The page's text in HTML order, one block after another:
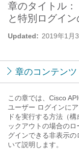
Updated: 2019年1月
章のタイトル
と特別ログイ
章のコンテンツ
この章では、Cisco
ユーザー ログインに
ドを実行する方法（
ックアウトの場合の
グインできる非表示
いて説明します。